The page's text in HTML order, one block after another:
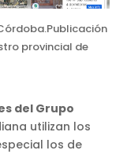
provincial de
del Grupo
utilizan los
los de